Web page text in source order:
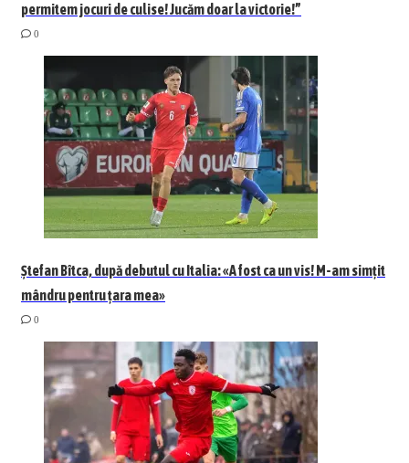
permitem jocuri de culise! Jucăm doar la victorie!”
0
Ștefan Bîtca, după debutul cu Italia: «A fost ca un vis! M-am simțit
mândru pentru țara mea»
0